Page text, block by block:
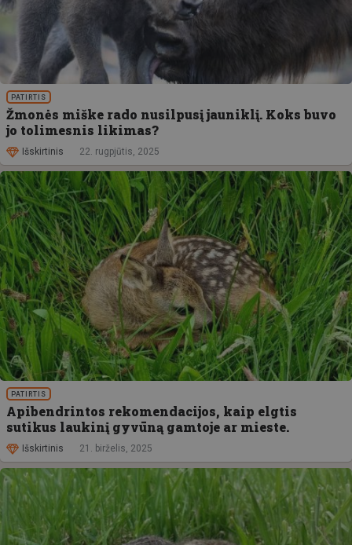
PATIRTIS
Žmonės miške rado nusilpusį jauniklį. Koks buvo
jo tolimesnis likimas?
Išskirtinis 22. rugpjūtis, 2025
PATIRTIS
Apibendrintos rekomendacijos, kaip elgtis
sutikus laukinį gyvūną gamtoje ar mieste.
Išskirtinis 21. birželis, 2025